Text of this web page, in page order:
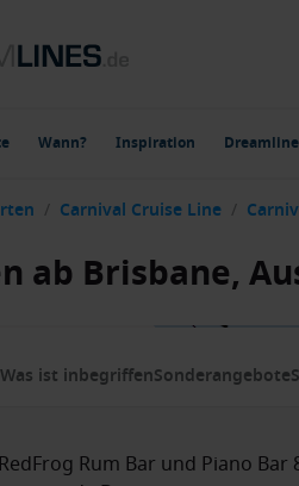
Wann? Inspiration
/ Carnival Cruise Line /
ab Brisbane,
Was ist inbegriffenSonderangebote
Rum Bar und Piano